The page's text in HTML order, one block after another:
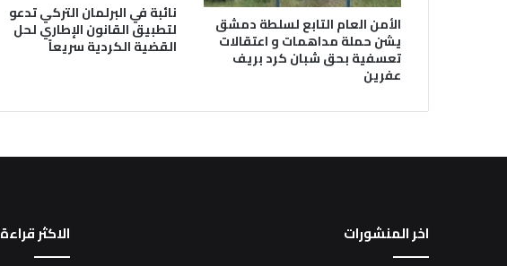
الأمن العام التابع لسلطة دمشق
يشن حملة مداهمات و اعتقالات
تعسفية بحق شبان كرد بريف
عفرين
نائبة في البرلمان التركي تدعو
لتطبيق القانون الإطاري لحل
القضية الكردية سريعاً
اخر المنشورات الاكثر قراءة